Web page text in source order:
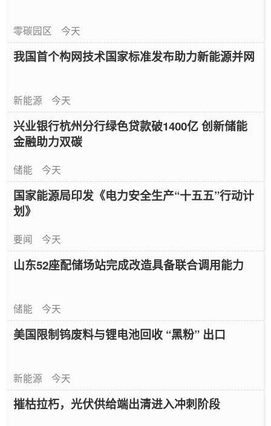
零碳园区 今天
我国首个构网技术国家标准发布助力新能源并网
新能源 今天
兴业银行杭州分行绿色贷款破1400亿 创新储能
金融助力双碳
储能 今天
国家能源局印发《电力安全生产“十五五”行动计
划》
要闻 今天
山东52座配储场站完成改造具备联合调用能力
储能 今天
美国限制钨废料与锂电池回收 “黑粉” 出口
新能源 今天
摧枯拉朽，光伏供给端出清进入冲刺阶段